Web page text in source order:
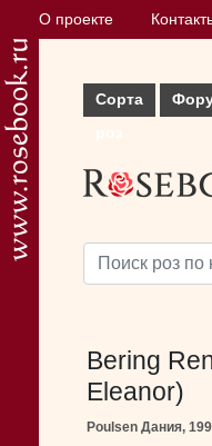
О проекте
Сорта
Bering
Eleanor)
Poulsen Дания,